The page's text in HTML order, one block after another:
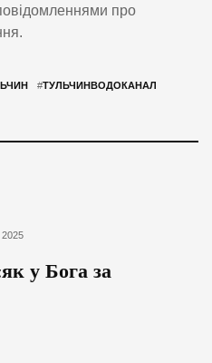
про
#ТУЛЬЧИНВОДОКАНАЛ
у Бога за